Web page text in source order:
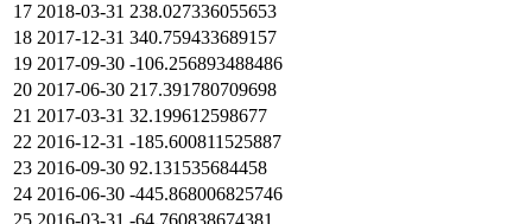
17 2018-03-31 238.027336055653
18 2017-12-31 340.759433689157
19 2017-09-30 -106.256893488486
20 2017-06-30 217.391780709698
21 2017-03-31 32.199612598677
22 2016-12-31 -185.600811525887
23 2016-09-30 92.131535684458
24 2016-06-30 -445.868006825746